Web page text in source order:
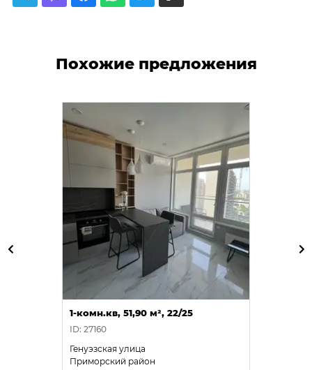
Похожие предложения
1-комн.кв, 51,90 м², 22/25
ID: 27160
Генуэзская улица
Приморский район